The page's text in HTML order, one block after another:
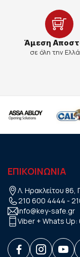
Άμεση
σε όλη την
ΕΠΙΚΟΙΝΩΝΙΑ
Λ. Ηρακλείτου 86,
210 600 4444 -
info@key-safe.gr
Viber + Whats Up: